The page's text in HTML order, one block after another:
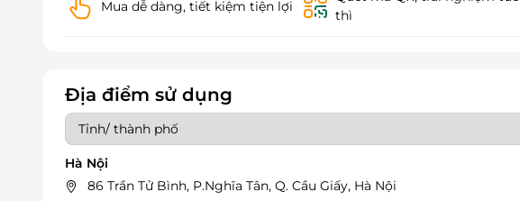
Mua dễ dàng, tiết kiệm tiện lợi
thì
Địa điểm sử dụng
Hà Nội
86 Trần Tử Bình, P.Nghĩa Tân, Q. Cầu Giấy, Hà Nội